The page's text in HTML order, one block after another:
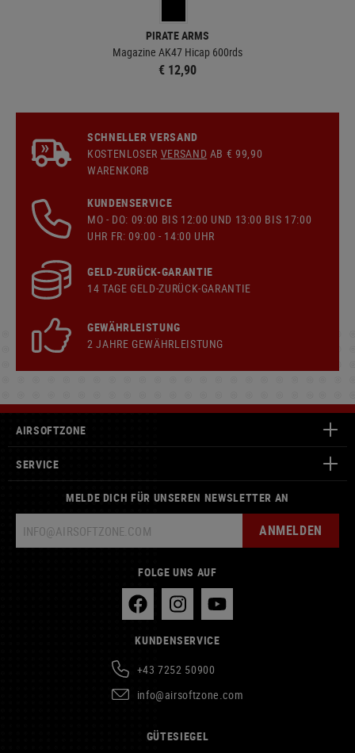
PIRATE ARMS
Magazine AK47 Hicap 600rds
€ 12,90
SCHNELLER VERSAND
KOSTENLOSER VERSAND AB € 99,90
WARENKORB
KUNDENSERVICE
MO - DO: 09:00 BIS 12:00 UND 13:00 BIS 17:00
UHR FR: 09:00 - 14:00 UHR
GELD-ZURÜCK-GARANTIE
14 TAGE GELD-ZURÜCK-GARANTIE
GEWÄHRLEISTUNG
2 JAHRE GEWÄHRLEISTUNG
AIRSOFTZONE
SERVICE
MELDE DICH FÜR UNSEREN NEWSLETTER AN
ANMELDEN
FOLGE UNS AUF
KUNDENSERVICE
+43 7252 50900
info@airsoftzone.com
GÜTESIEGEL